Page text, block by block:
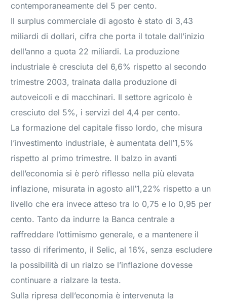
contemporaneamente del 5 per cento.
Il surplus commerciale di agosto è stato di 3,43
miliardi di dollari, cifra che porta il totale dall’inizio
dell’anno a quota 22 miliardi. La produzione
industriale è cresciuta del 6,6% rispetto al secondo
trimestre 2003, trainata dalla produzione di
autoveicoli e di macchinari. Il settore agricolo è
cresciuto del 5%, i servizi del 4,4 per cento.
La formazione del capitale fisso lordo, che misura
l’investimento industriale, è aumentata dell’1,5%
rispetto al primo trimestre. Il balzo in avanti
dell’economia si è però riflesso nella più elevata
inflazione, misurata in agosto all’1,22% rispetto a un
livello che era invece atteso tra lo 0,75 e lo 0,95 per
cento. Tanto da indurre la Banca centrale a
raffreddare l’ottimismo generale, e a mantenere il
tasso di riferimento, il Selic, al 16%, senza escludere
la possibilità di un rialzo se l’inflazione dovesse
continuare a rialzare la testa.
Sulla ripresa dell’economia è intervenuta la